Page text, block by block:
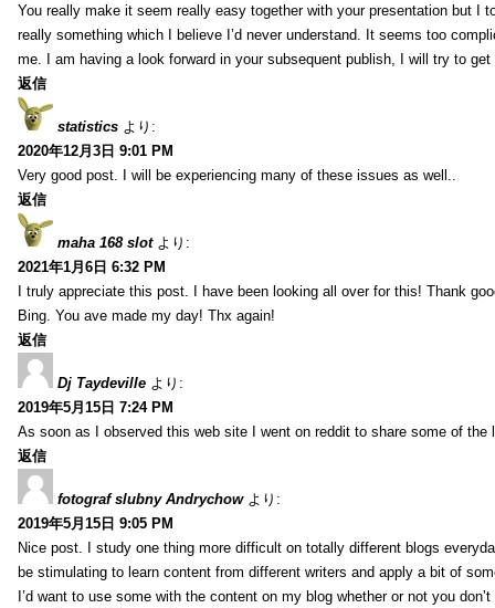
You really make it seem really easy together with your presentation but I
really something which I believe I’d never understand. It seems too
me. I am having a look forward in your subsequent publish, I will try to
返信
statistics より:
2020年12月3日 9:01 PM
Very good post. I will be experiencing many of these issues as well..
返信
maha 168 slot より:
2021年1月6日 6:32 PM
I truly appreciate this post. I have been looking all over for this! Thank
Bing. You ave made my day! Thx again!
返信
Dj Taydeville より:
2019年5月15日 7:24 PM
As soon as I observed this web site I went on reddit to share some of the
返信
fotograf slubny Andrychow より:
2019年5月15日 9:05 PM
Nice post. I study one thing more difficult on totally different blogs
be stimulating to learn content from different writers and apply a bit of
I’d want to use some with the content on my blog whether or not you